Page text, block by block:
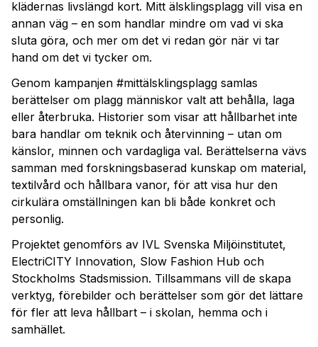
klädernas livslängd kort. Mitt älsklingsplagg vill visa en
annan väg – en som handlar mindre om vad vi ska
sluta göra, och mer om det vi redan gör när vi tar
hand om det vi tycker om.
Genom kampanjen #mittälsklingsplagg samlas
berättelser om plagg människor valt att behålla, laga
eller återbruka. Historier som visar att hållbarhet inte
bara handlar om teknik och återvinning – utan om
känslor, minnen och vardagliga val. Berättelserna vävs
samman med forskningsbaserad kunskap om material,
textilvård och hållbara vanor, för att visa hur den
cirkulära omställningen kan bli både konkret och
personlig.
Projektet genomförs av IVL Svenska Miljöinstitutet,
ElectriCITY Innovation, Slow Fashion Hub och
Stockholms Stadsmission. Tillsammans vill de skapa
verktyg, förebilder och berättelser som gör det lättare
för fler att leva hållbart – i skolan, hemma och i
samhället.